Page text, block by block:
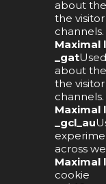
about
the
channels.
Maximal
_gat
about
the
channels.
Maximal
_gcl_au
across
Maximal
cookie